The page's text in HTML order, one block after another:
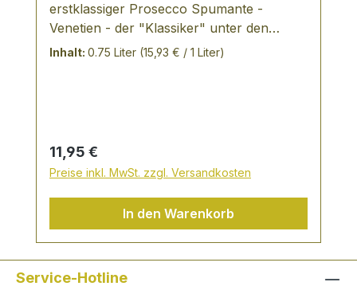
erstklassiger Prosecco Spumante -
Venetien - der "Klassiker" unter den
Prosecchi, trocken und harmonisch -
anhaltender Struktur mit einem dezent
fruchtigen Nachgeschmack ein
ausgezeichneter Aperitif-Wein eignet sich
aber auch als Begleiter zum ganzen Essen
Über das Weingut In der Geschichte von
VALDO, die im weit zurückliegenden 1926
ihren Ausgang genommen hat, gibt es
eine Konstante, die immer wiederkehrt,
Inhalt: 0.75 Liter (15,93 € / 1 Liter)
Regulärer Preis:
11,95 €
Preise inkl. MwSt. zzgl. Versandkosten
In den Warenkorb
Service-Hotline